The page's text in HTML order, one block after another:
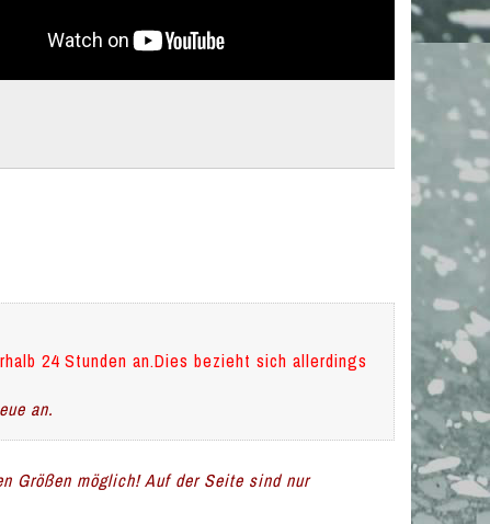
24 Stunden an.Dies bezieht sich allerdings
an.
Größen möglich! Auf der Seite sind nur